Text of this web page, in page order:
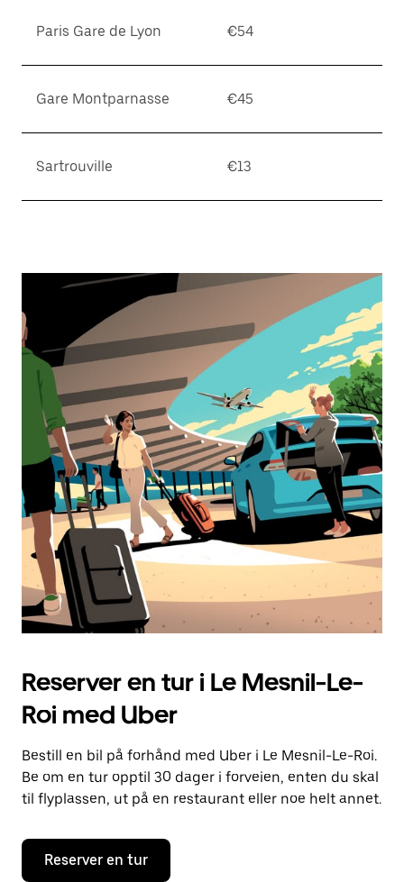
Paris Gare de Lyon €54
Gare Montparnasse €45
Sartrouville €13
Reserver en tur i Le Mesnil-Le-
Roi med Uber
Bestill en bil på forhånd med Uber i Le Mesnil-Le-Roi.
Be om en tur opptil 30 dager i forveien, enten du skal
til flyplassen, ut på en restaurant eller noe helt annet.
Reserver en tur